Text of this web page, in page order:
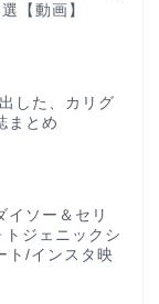
【動画】
した、カリグ
まとめ
イソー＆セリ
ジェニックシ
/インスタ映